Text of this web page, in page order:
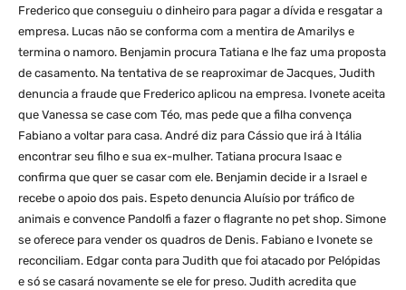
Frederico que conseguiu o dinheiro para pagar a dívida e resgatar a
empresa. Lucas não se conforma com a mentira de Amarilys e
termina o namoro. Benjamin procura Tatiana e lhe faz uma proposta
de casamento. Na tentativa de se reaproximar de Jacques, Judith
denuncia a fraude que Frederico aplicou na empresa. Ivonete aceita
que Vanessa se case com Téo, mas pede que a filha convença
Fabiano a voltar para casa. André diz para Cássio que irá à Itália
encontrar seu filho e sua ex-mulher. Tatiana procura Isaac e
confirma que quer se casar com ele. Benjamin decide ir a Israel e
recebe o apoio dos pais. Espeto denuncia Aluísio por tráfico de
animais e convence Pandolfi a fazer o flagrante no pet shop. Simone
se oferece para vender os quadros de Denis. Fabiano e Ivonete se
reconciliam. Edgar conta para Judith que foi atacado por Pelópidas
e só se casará novamente se ele for preso. Judith acredita que